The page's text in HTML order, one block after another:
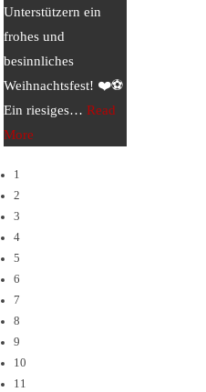
Unterstützern ein
frohes und
besinnliches
Weihnachtsfest! ❤️⚽
Ein riesiges… Read
More
1
2
3
4
5
6
7
8
9
10
11